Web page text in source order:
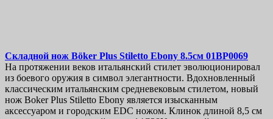
Складной нож Böker Plus Stiletto Ebony 8.5см 01BP0069
На протяжении веков итальянский стилет эволюционировал
из боевого оружия в символ элегантности. Вдохновленный
классическим итальянским средневековым стилетом, новый
нож Boker Plus Stiletto Ebony является изысканным
аксессуаром и городским EDC ножом. Клинок длиной 8,5 см